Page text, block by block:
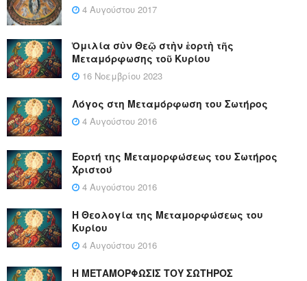
4 Αυγούστου 2017
Ὁμιλία σὺν Θεῷ στὴν ἑορτὴ τῆς
Μεταμόρφωσης τοῦ Κυρίου
16 Νοεμβρίου 2023
Λόγος στη Μεταμόρφωση του Σωτήρος
4 Αυγούστου 2016
Εορτή της Μεταμορφώσεως του Σωτήρος
Χριστού
4 Αυγούστου 2016
Η Θεολογία της Μεταμορφώσεως του
Κυρίου
4 Αυγούστου 2016
Η ΜΕΤΑΜΟΡΦΩΣΙΣ ΤΟΥ ΣΩΤΗΡΟΣ